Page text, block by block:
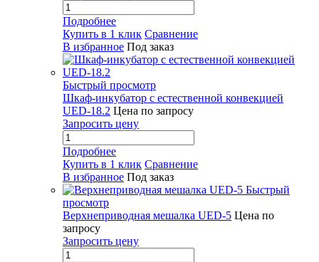
Подробнее
Купить в 1 клик Сравнение
В избранное Под заказ
Быстрый просмотр
Шкаф-инкубатор с естественной конвекцией
UED-18.2 Цена по запросу
Запросить цену
Подробнее
Купить в 1 клик Сравнение
В избранное Под заказ
Быстрый
просмотр
Верхнеприводная мешалка UED-5 Цена по
запросу
Запросить цену